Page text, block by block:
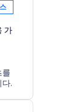
가
를
.